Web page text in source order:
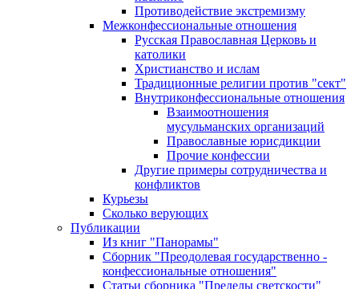
Противодействие экстремизму
Межконфессиональные отношения
Русская Православная Церковь и
католики
Христианство и ислам
Традиционные религии против "сект"
Внутриконфессиональные отношения
Взаимоотношения
мусульманских организаций
Православные юрисдикции
Прочие конфессии
Другие примеры сотрудничества и
конфликтов
Курьезы
Сколько верующих
Публикации
Из книг "Панорамы"
Сборник "Преодолевая государственно -
конфессиональные отношения"
Статьи сборника "Пределы светскости"